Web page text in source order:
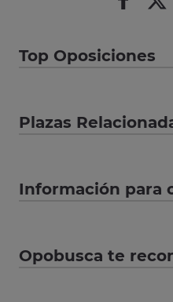
Top Oposiciones
Plazas
Información para
Opobusca te